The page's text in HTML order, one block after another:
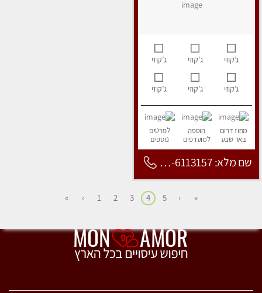
ג’קוזי ג’קוזי ג’קוזי
ג’קוזי ג’קוזי ג’קוזי
מחוז דרום
באר שבע
הוספה
למועדפים
לפרטים
נוספים
שם מלא: 053-6113157
«
‹
5
4
3
2
1
›
»